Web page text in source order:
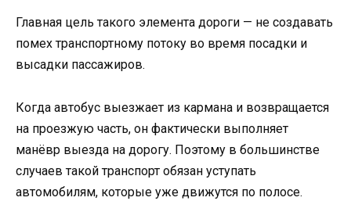
Главная цель такого элемента дороги — не создавать
помех транспортному потоку во время посадки и
высадки пассажиров.
Когда автобус выезжает из кармана и возвращается
на проезжую часть, он фактически выполняет
манёвр выезда на дорогу. Поэтому в большинстве
случаев такой транспорт обязан уступать
автомобилям, которые уже движутся по полосе.